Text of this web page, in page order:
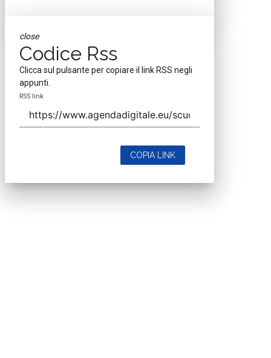
close
Codice Rss
Clicca sul pulsante per copiare il link RSS negli
appunti.
RSS link
COPIA LINK